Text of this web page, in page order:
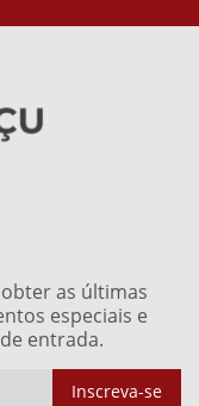
as últimas
especiais e
entrada.
Inscreva-se